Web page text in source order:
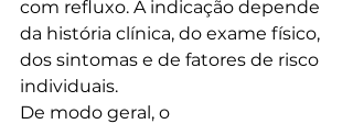
com refluxo. A indicação depende
da história clínica, do exame físico,
dos sintomas e de fatores de risco
individuais.
De modo geral, o